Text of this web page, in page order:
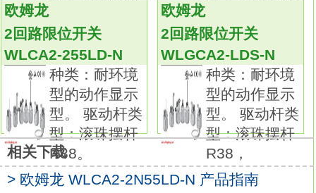
类：耐环境型的动作显示型。
驱动杆类型：滚珠摆杆 R38，双螺母摆杆。
类型：防溅型。
指示灯：LED。
项目：标准型。
预行程（PT）：15正负 5°。
可根据使用环境和用途进行选择，品种丰富的2
回路限位开关欧姆龙WLGCA2-55LD-N使用说
明书。
品种丰富，备有一般型、耐环境型、防溅型、
欧姆龙
2回路限位开关
WLCA2-255LD-N
种类：耐环境
型的动作显示
型。 驱动杆类
型：滚珠摆杆
R38。
欧姆龙
2回路限位开关
WLGCA2-LDS-N
种类：耐环境
型的动作显示
型。 驱动杆类
型：滚珠摆杆
R38，
相关下载
> 欧姆龙 WLCA2-2N55LD-N 产品指南